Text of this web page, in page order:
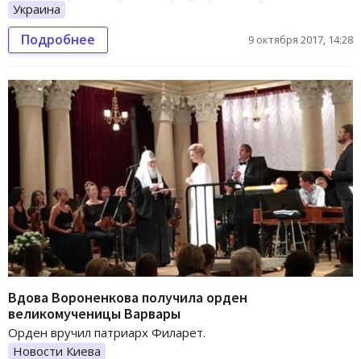
Украина
Подробнее 9 октября 2017, 14:28
Вдова Вороненкова получила орден
великомученицы Варвары
Орден вручил патриарх Филарет.
Новости Киева